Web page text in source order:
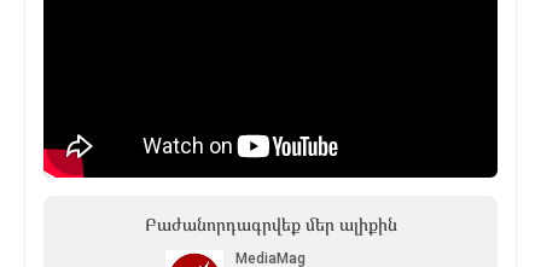
Բաժանորդագրվեք մեր ալիքին